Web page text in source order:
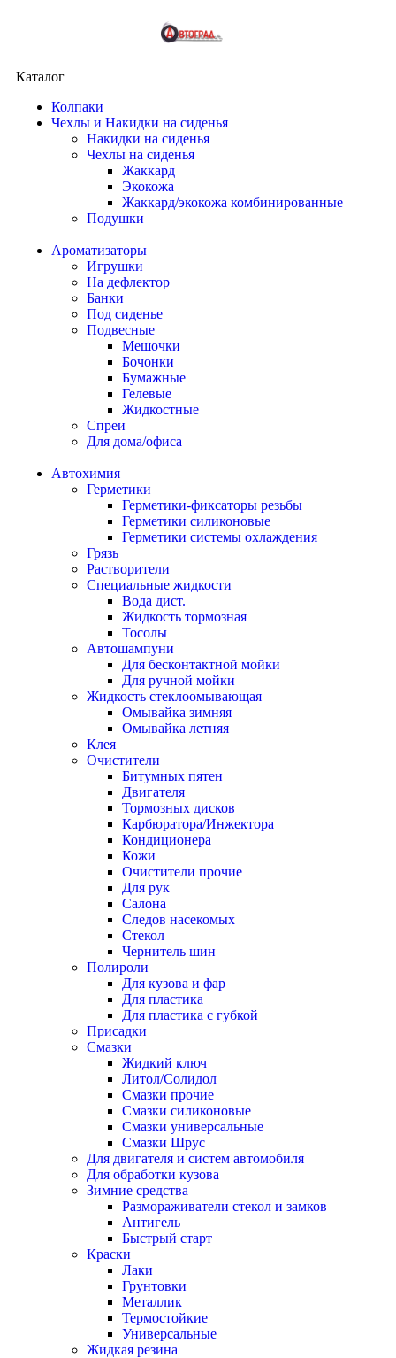
Каталог
Колпаки
Чехлы и Накидки на сиденья
Накидки на сиденья
Чехлы на сиденья
Жаккард
Экокожа
Жаккард/экокожа комбинированные
Подушки
Ароматизаторы
Игрушки
На дефлектор
Банки
Под сиденье
Подвесные
Мешочки
Бочонки
Бумажные
Гелевые
Жидкостные
Спреи
Для дома/офиса
Автохимия
Герметики
Герметики-фиксаторы резьбы
Герметики силиконовые
Герметики системы охлаждения
Грязь
Растворители
Специальные жидкости
Вода дист.
Жидкость тормозная
Тосолы
Автошампуни
Для бесконтактной мойки
Для ручной мойки
Жидкость стеклоомывающая
Омывайка зимняя
Омывайка летняя
Клея
Очистители
Битумных пятен
Двигателя
Тормозных дисков
Карбюратора/Инжектора
Кондиционера
Кожи
Очистители прочие
Для рук
Салона
Следов насекомых
Стекол
Чернитель шин
Полироли
Для кузова и фар
Для пластика
Для пластика с губкой
Присадки
Смазки
Жидкий ключ
Литол/Солидол
Смазки прочие
Смазки силиконовые
Смазки универсальные
Смазки Шрус
Для двигателя и систем автомобиля
Для обработки кузова
Зимние средства
Размораживатели стекол и замков
Антигель
Быстрый старт
Краски
Лаки
Грунтовки
Металлик
Термостойкие
Универсальные
Жидкая резина